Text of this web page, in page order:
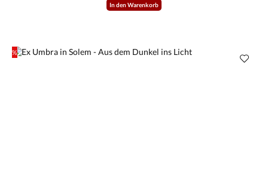
In den Warenkorb
Rabatt
%